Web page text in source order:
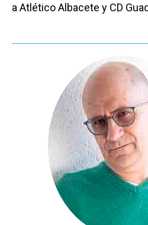
a Atlético Albacete y CD